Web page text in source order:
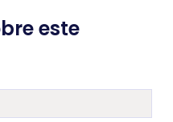
este